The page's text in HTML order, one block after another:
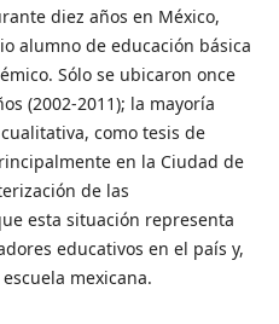
diez años en México,
alumno de educación básica
Sólo se ubicaron once
(2002-2011); la mayoría
como tesis de
en la Ciudad de
de las
esta situación representa
educativos en el país y,
mexicana.